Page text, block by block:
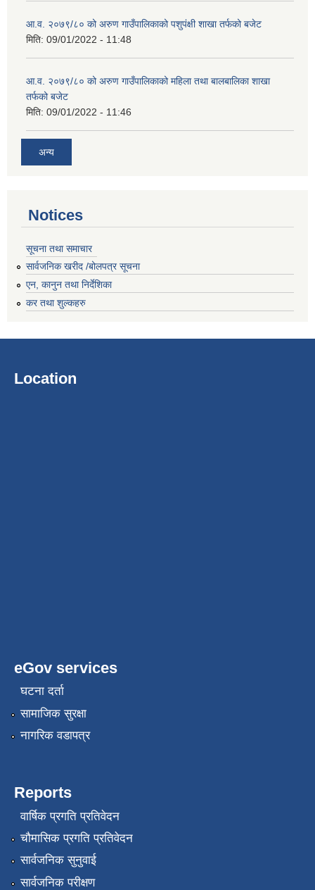
आ.व. २०७९/८० को अरुण गाउँपालिकाको पशुपंक्षी शाखा तर्फको बजेट
मिति: 09/01/2022 - 11:48
आ.व. २०७९/८० को अरुण गाउँपालिकाको महिला तथा बालबालिका शाखा
तर्फको बजेट
मिति: 09/01/2022 - 11:46
अन्य
Notices
सूचना तथा समाचार
सार्वजनिक खरीद /बोलपत्र सूचना
एन, कानुन तथा निर्देशिका
कर तथा शुल्कहरु
Location
eGov services
घटना दर्ता
सामाजिक सुरक्षा
नागरिक वडापत्र
Reports
वार्षिक प्रगति प्रतिवेदन
चौमासिक प्रगति प्रतिवेदन
सार्वजनिक सुनुवाई
सार्वजनिक परीक्षण